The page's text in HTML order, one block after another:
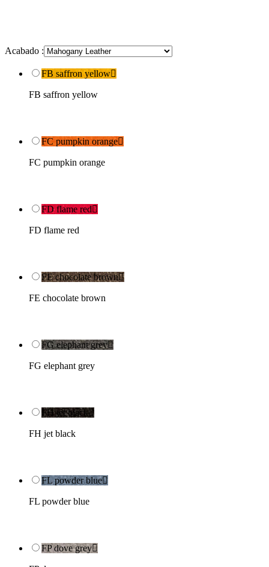
Acabado :
FB saffron yellow
FB saffron yellow
FC pumpkin orange
FC pumpkin orange
FD flame red
FD flame red
FE chocolate brown
FE chocolate brown
FG elephant grey
FG elephant grey
FH jet black
FH jet black
FL powder blue
FL powder blue
FP dove grey